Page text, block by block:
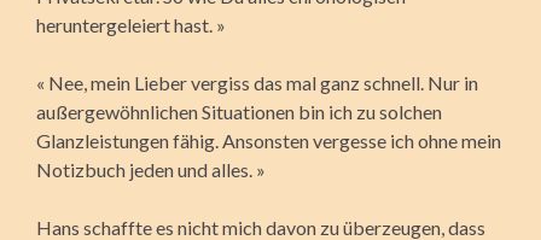
heruntergeleiert hast. »
« Nee, mein Lieber vergiss das mal ganz schnell. Nur in
außergewöhnlichen Situationen bin ich zu solchen
Glanzleistungen fähig. Ansonsten vergesse ich ohne mein
Notizbuch jeden und alles. »
Hans schaffte es nicht mich davon zu überzeugen, dass